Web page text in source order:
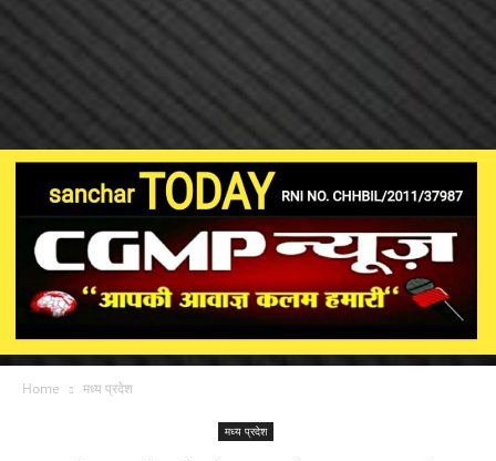
Home मध्य प्रदेश
मध्य प्रदेश